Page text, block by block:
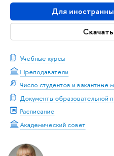
Для
Учебные курсы
Преподаватели
Число студентов и вакантные
Документы образовательной
Расписание
Академический совет